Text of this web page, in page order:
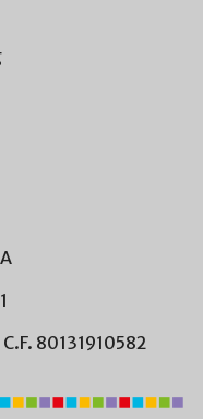
C.F. 80131910582